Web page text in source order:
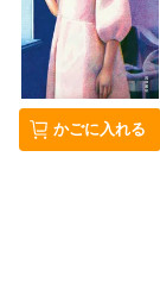
かごに入れる